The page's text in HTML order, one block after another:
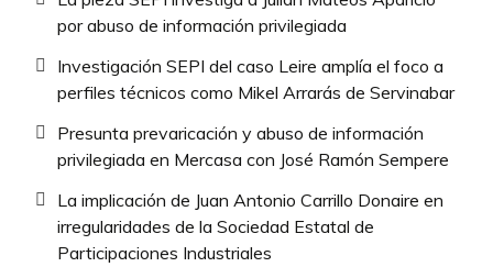
por abuso de información privilegiada
Investigación SEPI del caso Leire amplía el foco a
perfiles técnicos como Mikel Arrarás de Servinabar
Presunta prevaricación y abuso de información
privilegiada en Mercasa con José Ramón Sempere
La implicación de Juan Antonio Carrillo Donaire en
irregularidades de la Sociedad Estatal de
Participaciones Industriales